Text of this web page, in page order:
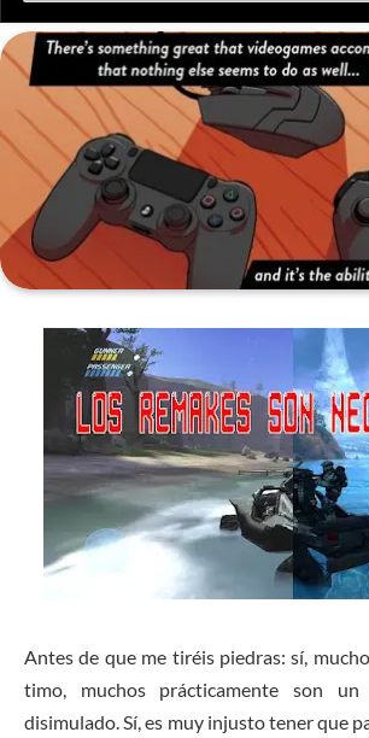
Antes de que me tiréis piedras: sí,
timo, muchos prácticamente son un
disimulado. Sí, es muy injusto tener que